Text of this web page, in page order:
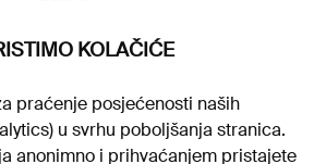
KOLAČIĆE
praćenje posjećenosti naših
u svrhu poboljšanja stranica.
anonimno i prihvaćanjem pristajete